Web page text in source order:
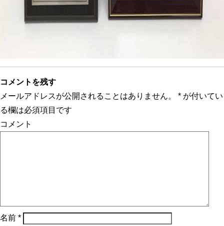
コメントを残す
メールアドレスが公開されることはありません。
* が付いてい
る欄は必須項目です
コメント
名前 *